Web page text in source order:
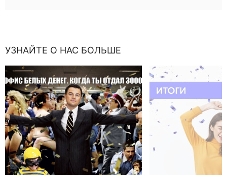
УЗНАЙТЕ О НАС БОЛЬШЕ